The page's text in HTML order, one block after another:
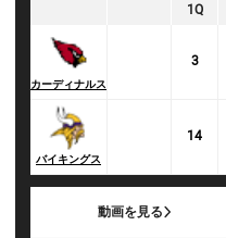
1Q
カーディナルス
3
バイキングス
14
動画を見る